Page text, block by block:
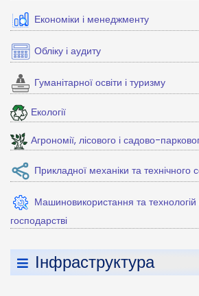
Економіки і менеджменту
Обліку і аудиту
Гуманітарної освіти і туризму
Екології
Агрономії, лісового і садово-
Прикладної механіки та технічного
Машиновикористання та технологій
господарстві
Інфраструктура